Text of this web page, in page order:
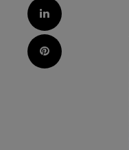
LinkedIn
Pinterest